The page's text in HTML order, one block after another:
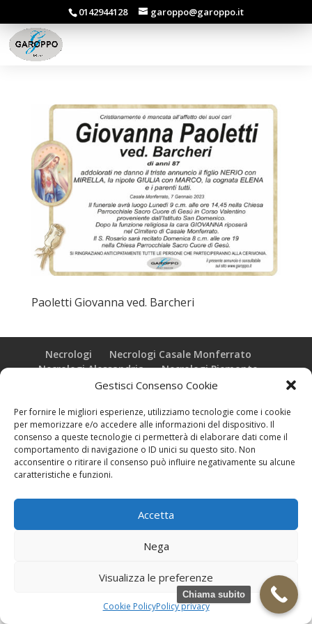
Gestisci Consenso Cookie
Per fornire le migliori esperienze, utilizziamo tecnologie come i cookie
per memorizzare e/o accedere alle informazioni del dispositivo. Il
consenso a queste tecnologie ci permetterà di elaborare dati come il
comportamento di navigazione o ID unici su questo sito. Non
acconsentire o ritirare il consenso può influire negativamente su alcune
caratteristiche e funzioni.
Accetta
Nega
Visualizza le preferenze
Cookie PolicyPolicy privacy
0142944128 garoppo@garoppo.it
Paoletti Giovanna ved. Barcheri
Necrologi
Necrologi Casale Monferrato
Necrologi Alessandria
Necrologi Piemonte
Casale Monferrato info@zeropensieri-cloud
Chiama subito